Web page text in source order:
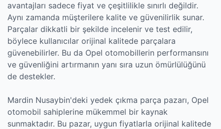
avantajları sadece fiyat ve çeşitlilikle sınırlı değildir.
Aynı zamanda müşterilere kalite ve güvenilirlik sunar.
Parçalar dikkatli bir şekilde incelenir ve test edilir,
böylece kullanıcılar orijinal kalitede parçalara
güvenebilirler. Bu da Opel otomobillerin performansını
ve güvenliğini artırmanın yanı sıra uzun ömürlülüğünü
de destekler.
Mardin Nusaybin'deki yedek çıkma parça pazarı, Opel
otomobil sahiplerine mükemmel bir kaynak
sunmaktadır. Bu pazar, uygun fiyatlarla orijinal kalitede